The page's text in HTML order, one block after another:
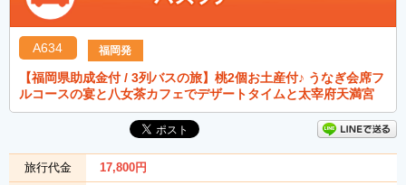
A634 福岡発
【福岡県助成金付 / 3列バスの旅】桃2個お土産付♪ うなぎ会席フ
ルコースの宴と八女茶カフェでデザートタイムと太宰府天満宮
旅行代金 17,800円